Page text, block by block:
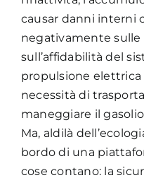
causar danni interni
negativamente sulle
sull’affidabilità del
propulsione elettrica
necessità di
maneggiare il
Ma, aldilà
bordo di una
cose contano: la